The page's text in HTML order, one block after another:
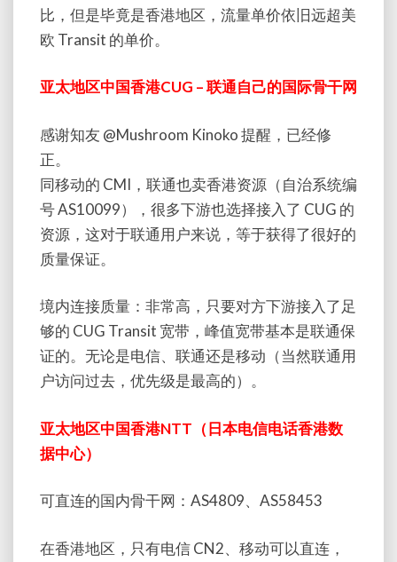
比，但是毕竟是香港地区，流量单价依旧远超美
欧 Transit 的单价。
亚太地区中国香港CUG – 联通自己的国际骨干网
感谢知友 @Mushroom Kinoko 提醒，已经修
正。
同移动的 CMI，联通也卖香港资源（自治系统编
号 AS10099），很多下游也选择接入了 CUG 的
资源，这对于联通用户来说，等于获得了很好的
质量保证。
境内连接质量：非常高，只要对方下游接入了足
够的 CUG Transit 宽带，峰值宽带基本是联通保
证的。无论是电信、联通还是移动（当然联通用
户访问过去，优先级是最高的）。
亚太地区中国香港NTT（日本电信电话香港数
据中心）
可直连的国内骨干网：AS4809、AS58453
在香港地区，只有电信 CN2、移动可以直连，